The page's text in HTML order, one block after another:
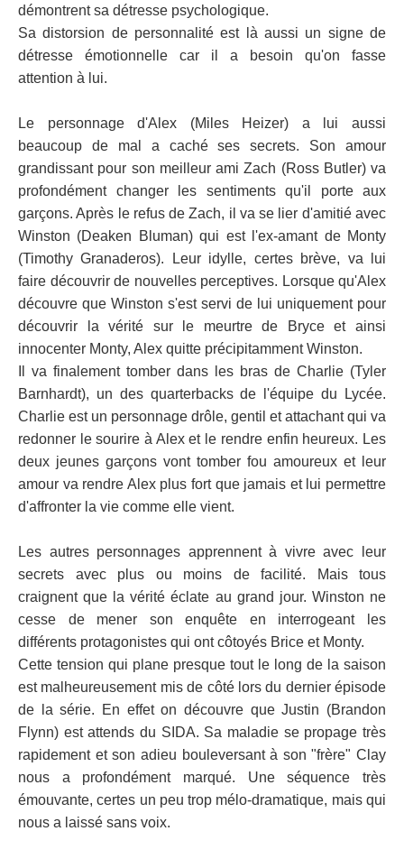
démontrent sa détresse psychologique.
Sa distorsion de personnalité est là aussi un signe de
détresse émotionnelle car il a besoin qu'on fasse
attention à lui.
Le personnage d'Alex (Miles Heizer) a lui aussi
beaucoup de mal a caché ses secrets. Son amour
grandissant pour son meilleur ami Zach (Ross Butler) va
profondément changer les sentiments qu'il porte aux
garçons. Après le refus de Zach, il va se lier d'amitié avec
Winston (Deaken Bluman) qui est l'ex-amant de Monty
(Timothy Granaderos). Leur idylle, certes brève, va lui
faire découvrir de nouvelles perceptives. Lorsque qu'Alex
découvre que Winston s'est servi de lui uniquement pour
découvrir la vérité sur le meurtre de Bryce et ainsi
innocenter Monty, Alex quitte précipitamment Winston.
Il va finalement tomber dans les bras de Charlie (Tyler
Barnhardt), un des quarterbacks de l'équipe du Lycée.
Charlie est un personnage drôle, gentil et attachant qui va
redonner le sourire à Alex et le rendre enfin heureux. Les
deux jeunes garçons vont tomber fou amoureux et leur
amour va rendre Alex plus fort que jamais et lui permettre
d'affronter la vie comme elle vient.
Les autres personnages apprennent à vivre avec leur
secrets avec plus ou moins de facilité. Mais tous
craignent que la vérité éclate au grand jour. Winston ne
cesse de mener son enquête en interrogeant les
différents protagonistes qui ont côtoyés Brice et Monty.
Cette tension qui plane presque tout le long de la saison
est malheureusement mis de côté lors du dernier épisode
de la série. En effet on découvre que Justin (Brandon
Flynn) est attends du SIDA. Sa maladie se propage très
rapidement et son adieu bouleversant à son "frère" Clay
nous a profondément marqué. Une séquence très
émouvante, certes un peu trop mélo-dramatique, mais qui
nous a laissé sans voix.